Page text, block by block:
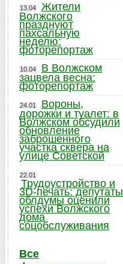
13.04
Жители
Волжского
празднуют
пахсальную
неделю:
фоторепортаж
10.04
В Волжском
зацвела весна:
фоторепортаж
24.01
Вороны,
дорожки и туалет: в
Волжском обсудили
обновление
заброшенного
участка сквера на
улице Советской
22.01
Трудоустройство и
3D-печать: депутаты
облдумы оценили
успехи Волжского
дома
соцобслуживания
Все